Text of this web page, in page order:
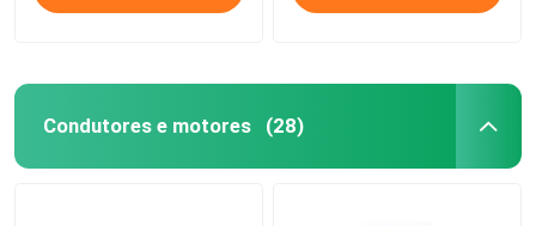
Condutores e motores (28)